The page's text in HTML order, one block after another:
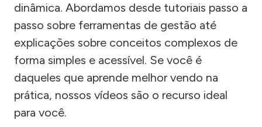
dinâmica. Abordamos desde tutoriais passo a
passo sobre ferramentas de gestão até
explicações sobre conceitos complexos de
forma simples e acessível. Se você é
daqueles que aprende melhor vendo na
prática, nossos vídeos são o recurso ideal
para você.